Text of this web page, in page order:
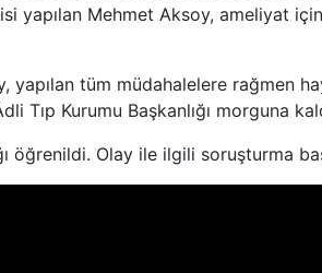
yapılan Mehmet Aksoy, ameliyat
yapılan tüm müdahalelere rağmen
Tıp Kurumu Başkanlığı morguna
öğrenildi. Olay ile ilgili soruşturma